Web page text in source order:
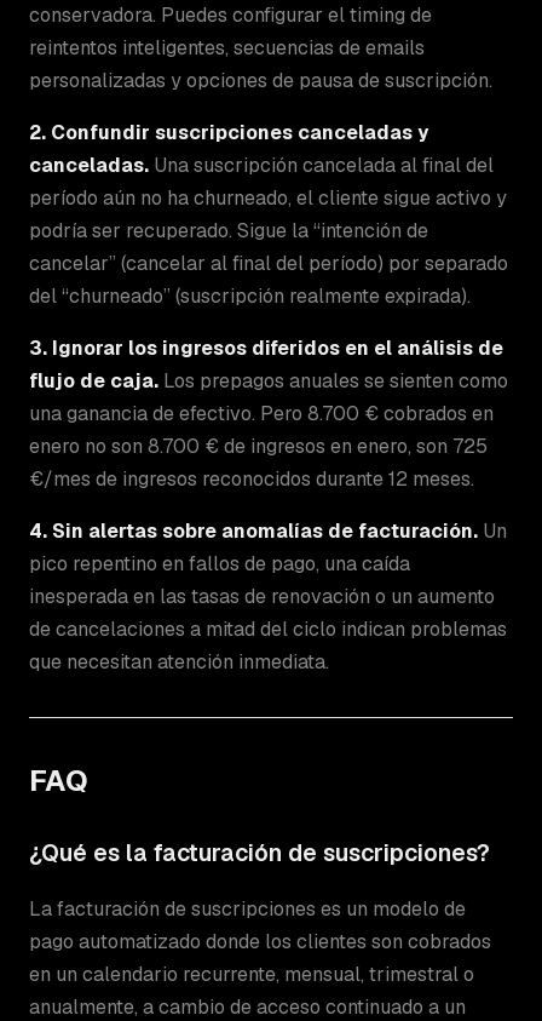
conservadora. Puedes configurar el timing de
reintentos inteligentes, secuencias de emails
personalizadas y opciones de pausa de suscripción.
2. Confundir suscripciones canceladas y
canceladas. Una suscripción cancelada al final del
período aún no ha churneado, el cliente sigue activo y
podría ser recuperado. Sigue la “intención de
cancelar” (cancelar al final del período) por separado
del “churneado” (suscripción realmente expirada).
3. Ignorar los ingresos diferidos en el análisis de
flujo de caja. Los prepagos anuales se sienten como
una ganancia de efectivo. Pero 8.700 € cobrados en
enero no son 8.700 € de ingresos en enero, son 725
€/mes de ingresos reconocidos durante 12 meses.
4. Sin alertas sobre anomalías de facturación. Un
pico repentino en fallos de pago, una caída
inesperada en las tasas de renovación o un aumento
de cancelaciones a mitad del ciclo indican problemas
que necesitan atención inmediata.
FAQ
¿Qué es la facturación de suscripciones?
La facturación de suscripciones es un modelo de
pago automatizado donde los clientes son cobrados
en un calendario recurrente, mensual, trimestral o
anualmente, a cambio de acceso continuado a un